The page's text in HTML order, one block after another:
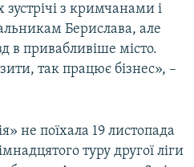
з кримчанами і
Берислава, але
в привабливіше місто.
так працює бізнес», –
не поїхала 19 листопада
туру другої ліги